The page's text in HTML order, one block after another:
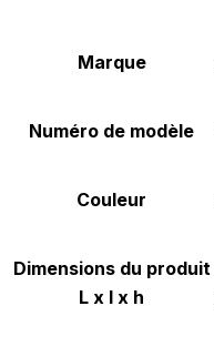
Marque
Numéro de modèle
Couleur
Dimensions du produit
L x l x h